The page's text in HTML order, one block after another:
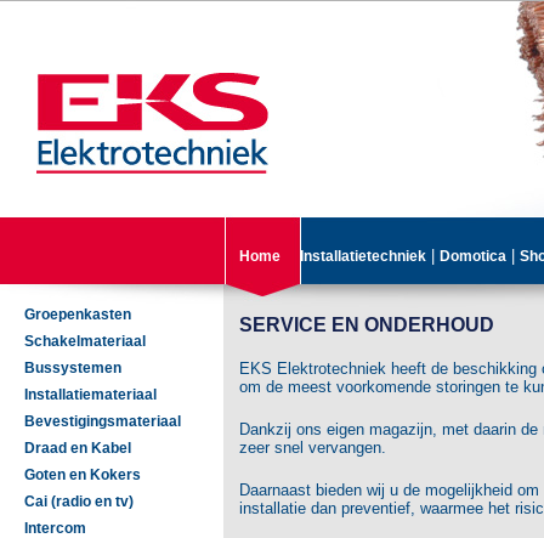
Home Installatietechniek Domotica
Groepenkasten
Schakelmateriaal
Bussystemen
Installatiemateriaal
Bevestigingsmateriaal
Draad en Kabel
Goten en Kokers
Cai (radio en tv)
Intercom
SERVICE EN ONDERHOUD
EKS Elektrotechniek heeft de
om de meest voorkomende storingen te
Dankzij ons eigen magazijn, met daarin
zeer snel vervangen.
Daarnaast bieden wij u de mogelijkheid
installatie dan preventief, waarmee het